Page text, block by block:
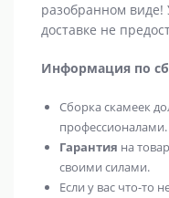
разобранном виде!
доставке не
Информация по
Сборка скамеек
профессионалами.
Гарантия на
своими силами.
Если у вас что-то